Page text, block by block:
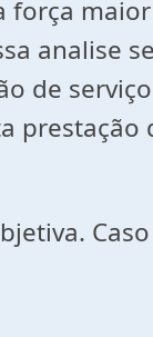
força
analise
de
prestação